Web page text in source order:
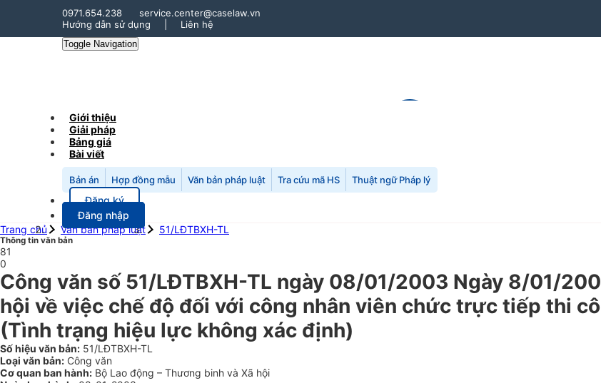
0971.654.238
service.center@caselaw.vn
Hướng dẫn sử dụng
Liên hệ
Toggle Navigation
Giới thiệu
Giải pháp
Bảng giá
Bài viết
Bản án Hợp đồng mẫu Văn bản pháp luật Tra cứu mã HS Thuật ngữ Pháp lý
Đăng ký
Đăng nhập
Trang chủ
Văn bản pháp luật 51/LĐTBXH-TL
Thông tin văn bản
81
0
Công văn số 51/LĐTBXH-TL ngày 08/01/2003 Ngày 8/01/
hội về việc chế độ đối với công nhân viên chức trực tiếp thi
(Tình trạng hiệu lực không xác định)
Số hiệu văn bản: 51/LĐTBXH-TL
Loại văn bản: Công văn
Cơ quan ban hành: Bộ Lao động – Thương binh và Xã hội